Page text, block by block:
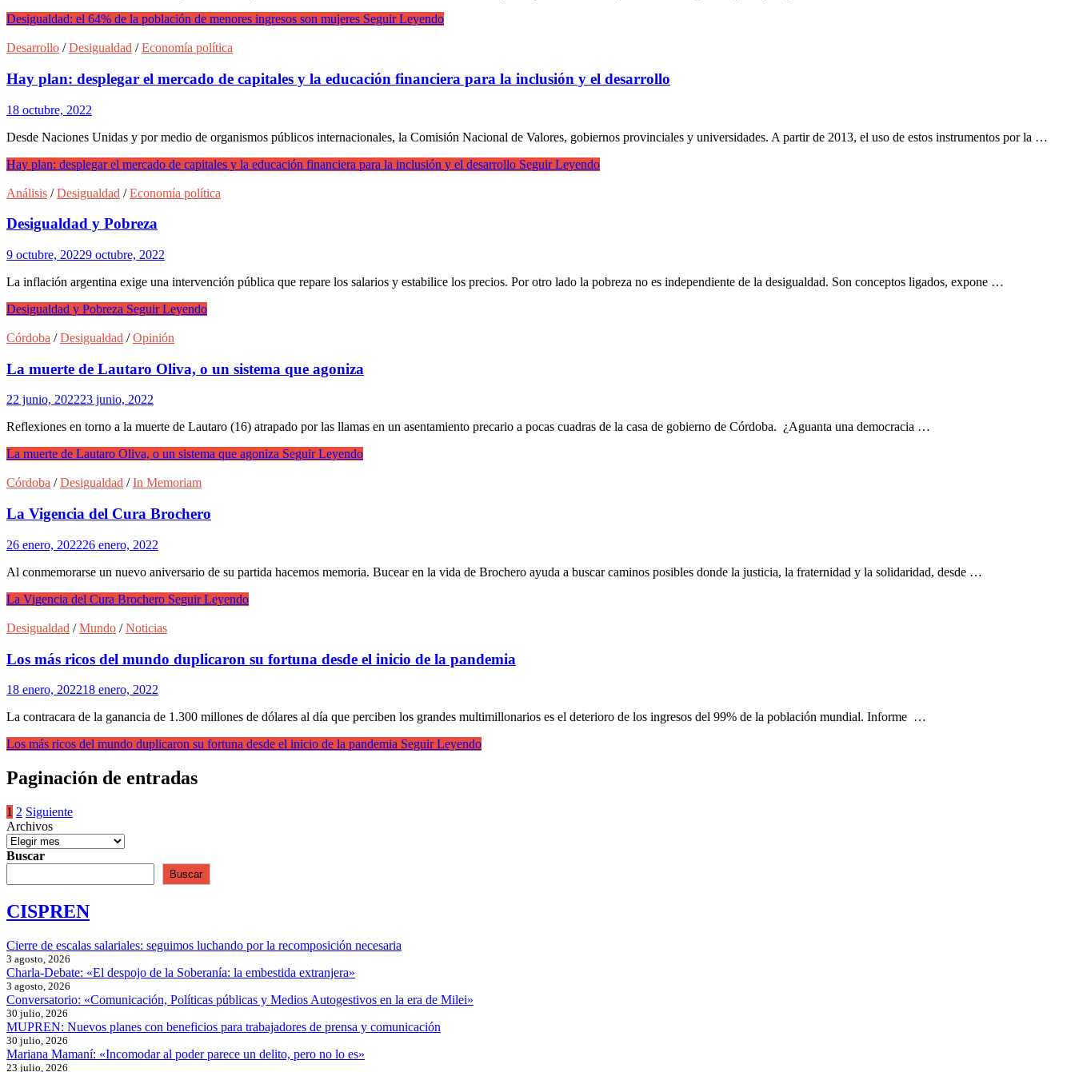
Desigualdad: el 64% de la población de menores ingresos son mujeres Seguir Leyendo
Desarrollo /Desigualdad /Economía política
Hay plan: desplegar el mercado de capitales y la educación financiera para la inclusión y el desarrollo
18 octubre, 2022
Desde Naciones Unidas y por medio de organismos públicos internacionales, la Comisión Nacional de Valores, gobiernos provinciales y universidades. A partir de 2013, el uso de estos instrumentos por la …
Hay plan: desplegar el mercado de capitales y la educación financiera para la inclusión y el desarrollo Seguir Leyendo
Análisis /Desigualdad /Economía política
Desigualdad y Pobreza
9 octubre, 20229 octubre, 2022
La inflación argentina exige una intervención pública que repare los salarios y estabilice los precios. Por otro lado la pobreza no es independiente de la desigualdad. Son conceptos ligados, expone …
Desigualdad y Pobreza Seguir Leyendo
Córdoba /Desigualdad /Opinión
La muerte de Lautaro Oliva, o un sistema que agoniza
22 junio, 202223 junio, 2022
Reflexiones en torno a la muerte de Lautaro (16) atrapado por las llamas en un asentamiento precario a pocas cuadras de la casa de gobierno de Córdoba. ¿Aguanta una democracia …
La muerte de Lautaro Oliva, o un sistema que agoniza Seguir Leyendo
Córdoba /Desigualdad /In Memoriam
La Vigencia del Cura Brochero
26 enero, 202226 enero, 2022
Al conmemorarse un nuevo aniversario de su partida hacemos memoria. Bucear en la vida de Brochero ayuda a buscar caminos posibles donde la justicia, la fraternidad y la solidaridad, desde …
La Vigencia del Cura Brochero Seguir Leyendo
Desigualdad /Mundo /Noticias
Los más ricos del mundo duplicaron su fortuna desde el inicio de la pandemia
18 enero, 202218 enero, 2022
La contracara de la ganancia de 1.300 millones de dólares al día que perciben los grandes multimillonarios es el deterioro de los ingresos del 99% de la población mundial. Informe …
Los más ricos del mundo duplicaron su fortuna desde el inicio de la pandemia Seguir Leyendo
Paginación de entradas
1 2 Siguiente
Archivos
Buscar
Buscar
CISPREN
Cierre de escalas salariales: seguimos luchando por la recomposición necesaria
3 agosto, 2026
Charla-Debate: «El despojo de la Soberanía: la embestida extranjera»
3 agosto, 2026
Conversatorio: «Comunicación, Políticas públicas y Medios Autogestivos en la era de Milei»
30 julio, 2026
MUPREN: Nuevos planes con beneficios para trabajadores de prensa y comunicación
30 julio, 2026
Mariana Mamaní: «Incomodar al poder parece un delito, pero no lo es»
23 julio, 2026